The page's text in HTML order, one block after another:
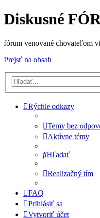
Diskusné
fórum venované chovateľom
Prejsť na obsah
Rýchle odkazy
Temy bez
Aktívne témy
Hľadať
Realizačný tím
FAQ
Prihlásiť sa
Vytvoriť účet